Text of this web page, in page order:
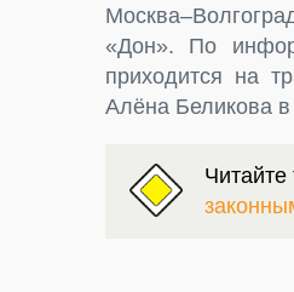
«Дон». По
приходится на
Алёна Беликова
Читайте